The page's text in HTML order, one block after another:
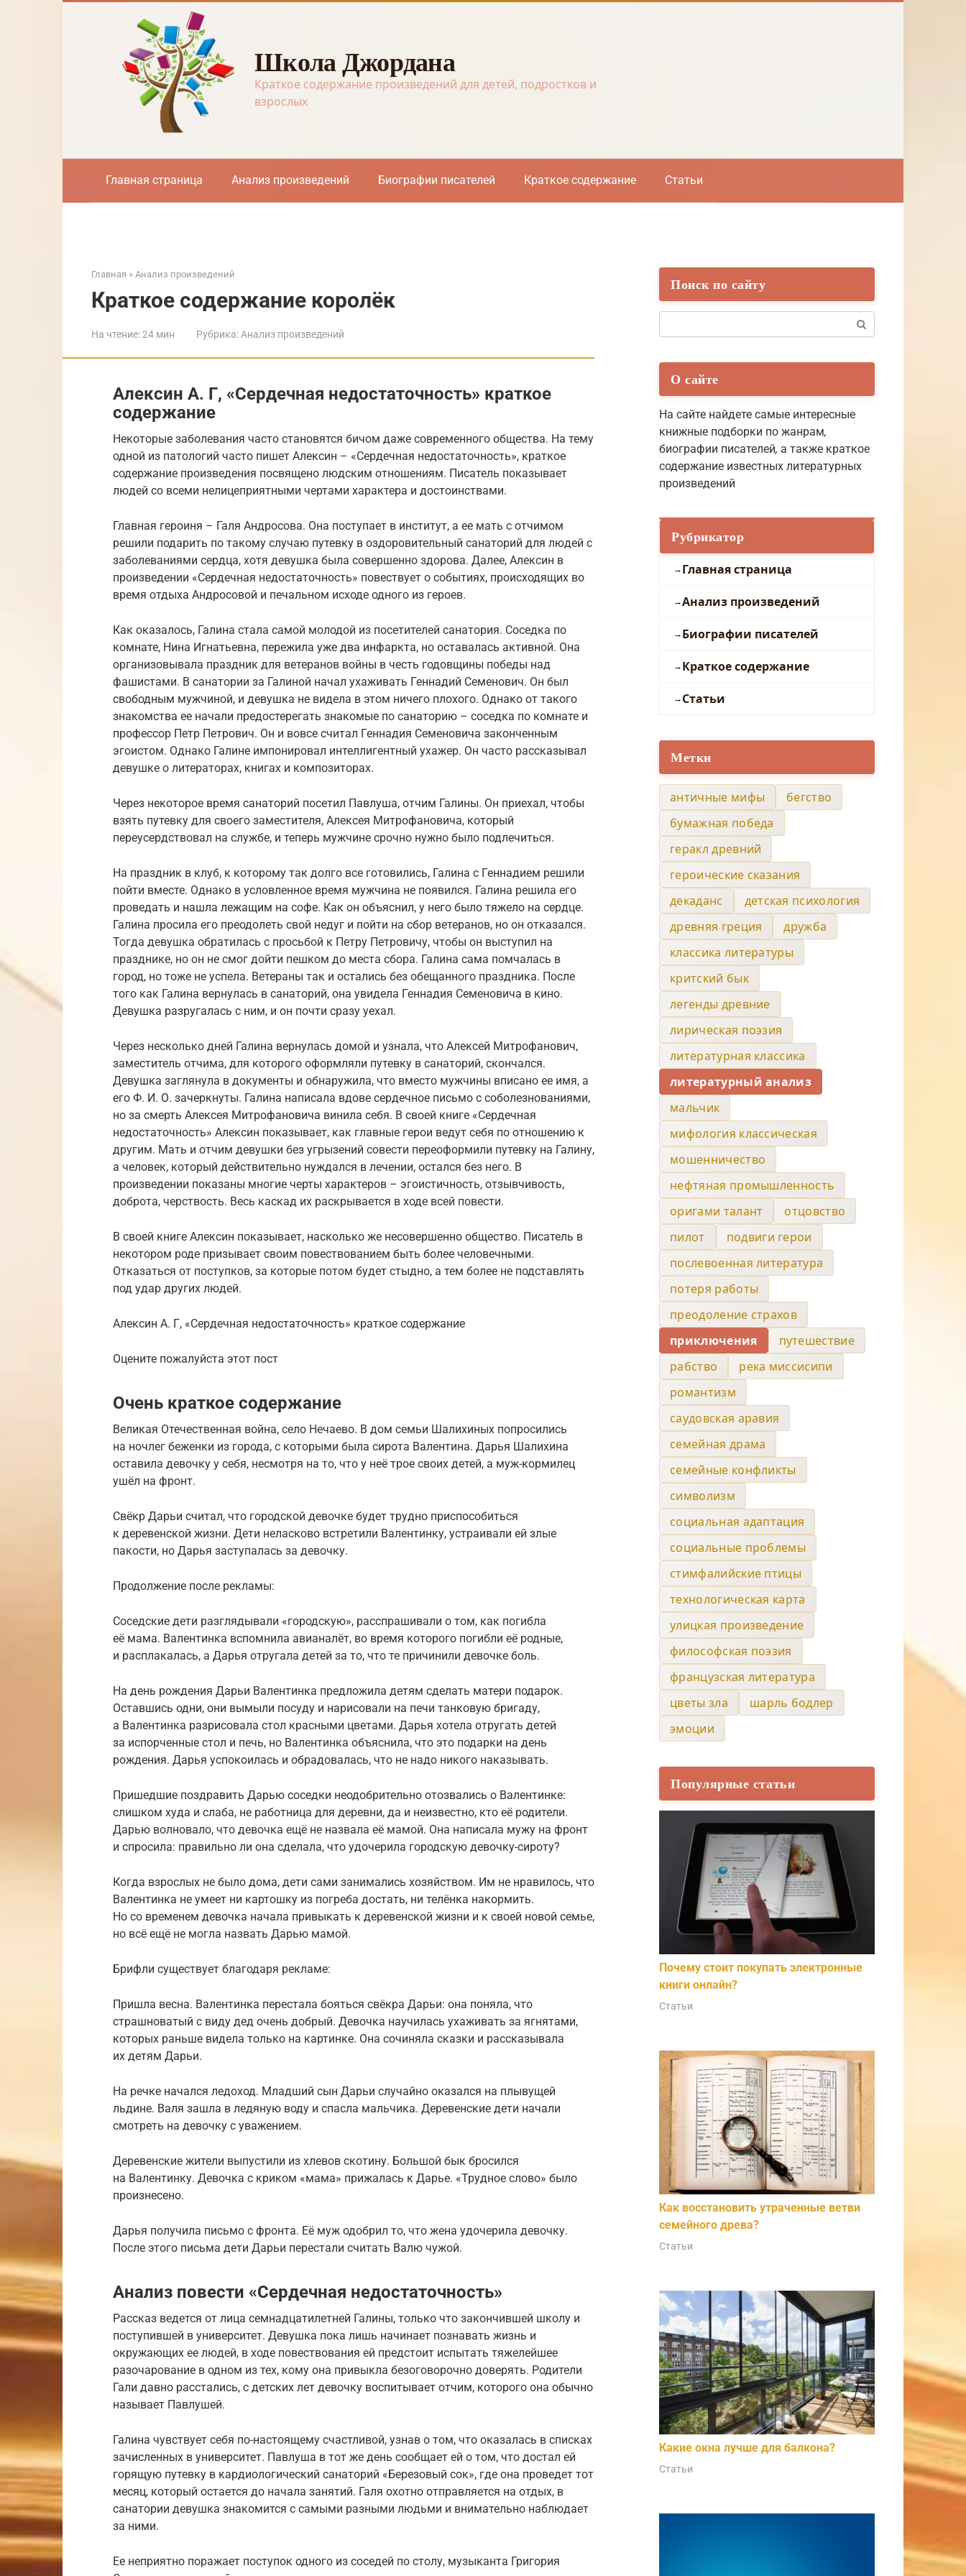
Школа Джордана
Краткое содержание произведений для детей, подростков и
взрослых
Главная страница Анализ произведений Биографии писателей Краткое содержание Статьи
Главная » Анализ произведений
Краткое содержание королёк
На чтение:24 мин Рубрика: Анализ произведений
Алексин А. Г, «Сердечная недостаточность» краткое
содержание
Некоторые заболевания часто становятся бичом даже современного общества. На тему
одной из патологий часто пишет Алексин – «Сердечная недостаточность», краткое
содержание произведения посвящено людским отношениям. Писатель показывает
людей со всеми нелицеприятными чертами характера и достоинствами.
Главная героиня – Галя Андросова. Она поступает в институт, а ее мать с отчимом
решили подарить по такому случаю путевку в оздоровительный санаторий для людей с
заболеваниями сердца, хотя девушка была совершенно здорова. Далее, Алексин в
произведении «Сердечная недостаточность» повествует о событиях, происходящих во
время отдыха Андросовой и печальном исходе одного из героев.
Как оказалось, Галина стала самой молодой из посетителей санатория. Соседка по
комнате, Нина Игнатьевна, пережила уже два инфаркта, но оставалась активной. Она
организовывала праздник для ветеранов войны в честь годовщины победы над
фашистами. В санатории за Галиной начал ухаживать Геннадий Семенович. Он был
свободным мужчиной, и девушка не видела в этом ничего плохого. Однако от такого
знакомства ее начали предостерегать знакомые по санаторию – соседка по комнате и
профессор Петр Петрович. Он и вовсе считал Геннадия Семеновича законченным
эгоистом. Однако Галине импонировал интеллигентный ухажер. Он часто рассказывал
девушке о литераторах, книгах и композиторах.
Через некоторое время санаторий посетил Павлуша, отчим Галины. Он приехал, чтобы
взять путевку для своего заместителя, Алексея Митрофановича, который
переусердствовал на службе, и теперь мужчине срочно нужно было подлечиться.
На праздник в клуб, к которому так долго все готовились, Галина с Геннадием решили
пойти вместе. Однако в условленное время мужчина не появился. Галина решила его
проведать и нашла лежащим на софе. Как он объяснил, у него было тяжело на сердце.
Галина просила его преодолеть свой недуг и пойти на сбор ветеранов, но он отказался.
Тогда девушка обратилась с просьбой к Петру Петровичу, чтобы он выступил на
празднике, но он не смог дойти пешком до места сбора. Галина сама помчалась в
город, но тоже не успела. Ветераны так и остались без обещанного праздника. После
того как Галина вернулась в санаторий, она увидела Геннадия Семеновича в кино.
Девушка разругалась с ним, и он почти сразу уехал.
Через несколько дней Галина вернулась домой и узнала, что Алексей Митрофанович,
заместитель отчима, для которого оформляли путевку в санаторий, скончался.
Девушка заглянула в документы и обнаружила, что вместо мужчины вписано ее имя, а
его Ф. И. О. зачеркнуты. Галина написала вдове сердечное письмо с соболезнованиями,
но за смерть Алексея Митрофановича винила себя. В своей книге «Сердечная
недостаточность» Алексин показывает, как главные герои ведут себя по отношению к
другим. Мать и отчим девушки без угрызений совести переоформили путевку на Галину,
а человек, который действительно нуждался в лечении, остался без него. В
произведении показаны многие черты характеров – эгоистичность, отзывчивость,
доброта, черствость. Весь каскад их раскрывается в ходе всей повести.
В своей книге Алексин показывает, насколько же несовершенно общество. Писатель в
некотором роде призывает своим повествованием быть более человечными.
Отказаться от поступков, за которые потом будет стыдно, а тем более не подставлять
под удар других людей.
Алексин А. Г, «Сердечная недостаточность» краткое содержание
Оцените пожалуйста этот пост
Очень краткое содержание
Великая Отечественная война, село Нечаево. В дом семьи Шалихиных попросились
на ночлег беженки из города, с которыми была сирота Валентина. Дарья Шалихина
оставила девочку у себя, несмотря на то, что у неё трое своих детей, а муж-кормилец
ушёл на фронт.
Свёкр Дарьи считал, что городской девочке будет трудно приспособиться
к деревенской жизни. Дети неласково встретили Валентинку, устраивали ей злые
пакости, но Дарья заступалась за девочку.
Продолжение после рекламы:
Соседские дети разглядывали «городскую», расспрашивали о том, как погибла
её мама. Валентинка вспомнила авианалёт, во время которого погибли её родные,
и расплакалась, а Дарья отругала детей за то, что те причинили девочке боль.
На день рождения Дарьи Валентинка предложила детям сделать матери подарок.
Оставшись одни, они вымыли посуду и нарисовали на печи танковую бригаду,
а Валентинка разрисовала стол красными цветами. Дарья хотела отругать детей
за испорченные стол и печь, но Валентинка объяснила, что это подарки на день
рождения. Дарья успокоилась и обрадовалась, что не надо никого наказывать.
Пришедшие поздравить Дарью соседки неодобрительно отозвались о Валентинке:
слишком худа и слаба, не работница для деревни, да и неизвестно, кто её родители.
Дарью волновало, что девочка ещё не назвала её мамой. Она написала мужу на фронт
и спросила: правильно ли она сделала, что удочерила городскую девочку-сироту?
Когда взрослых не было дома, дети сами занимались хозяйством. Им не нравилось, что
Валентинка не умеет ни картошку из погреба достать, ни телёнка накормить.
Но со временем девочка начала привыкать к деревенской жизни и к своей новой семье,
но всё ещё не могла назвать Дарью мамой.
Брифли существует благодаря рекламе:
Пришла весна. Валентинка перестала бояться свёкра Дарьи: она поняла, что
страшноватый с виду дед очень добрый. Девочка научилась ухаживать за ягнятами,
которых раньше видела только на картинке. Она сочиняла сказки и рассказывала
их детям Дарьи.
На речке начался ледоход. Младший сын Дарьи случайно оказался на плывущей
льдине. Валя зашла в ледяную воду и спасла мальчика. Деревенские дети начали
смотреть на девочку с уважением.
Деревенские жители выпустили из хлевов скотину. Большой бык бросился
на Валентинку. Девочка с криком «мама» прижалась к Дарье. «Трудное слово» было
произнесено.
Дарья получила письмо с фронта. Её муж одобрил то, что жена удочерила девочку.
После этого письма дети Дарьи перестали считать Валю чужой.
Анализ повести «Сердечная недостаточность»
Рассказ ведется от лица семнадцатилетней Галины, только что закончившей школу и
поступившей в университет. Девушка пока лишь начинает познавать жизнь и
окружающих ее людей, в ходе повествования ей предстоит испытать тяжелейшее
разочарование в одном из тех, кому она привыкла безоговорочно доверять. Родители
Гали давно расстались, с детских лет девочку воспитывает отчим, которого она обычно
называет Павлушей.
Галина чувствует себя по-настоящему счастливой, узнав о том, что оказалась в списках
зачисленных в университет. Павлуша в тот же день сообщает ей о том, что достал ей
горящую путевку в кардиологический санаторий «Березовый сок», где она проведет тот
месяц, который остается до начала занятий. Галя охотно отправляется на отдых, в
санатории девушка знакомится с самыми разными людьми и внимательно наблюдает
за ними.
Ее неприятно поражает поступок одного из соседей по столу, музыканта Григория
Поиск по сайту
О сайте
На сайте найдете самые интересные
книжные подборки по жанрам,
биографии писателей, а также краткое
содержание известных литературных
произведений
Рубрикатор
Главная страница
Анализ произведений
Биографии писателей
Краткое содержание
Статьи
Метки
античные мифы
бегство
бумажная победа
геракл древний
героические сказания
декаданс
детская психология
древняя греция
дружба
классика литературы
критский бык
легенды древние
лирическая поэзия
литературная классика
литературный анализ
мальчик
мифология классическая
мошенничество
нефтяная промышленность
оригами талант
отцовство
пилот
подвиги герои
послевоенная литература
потеря работы
преодоление страхов
приключения
путешествие
рабство
река миссисипи
романтизм
саудовская аравия
семейная драма
семейные конфликты
символизм
социальная адаптация
социальные проблемы
стимфалийские птицы
технологическая карта
улицкая произведение
философская поэзия
французская литература
цветы зла
шарль бодлер
эмоции
Популярные статьи
Почему стоит покупать электронные
книги онлайн?
Статьи
Как восстановить утраченные ветви
семейного древа?
Статьи
Какие окна лучше для балкона?
Статьи